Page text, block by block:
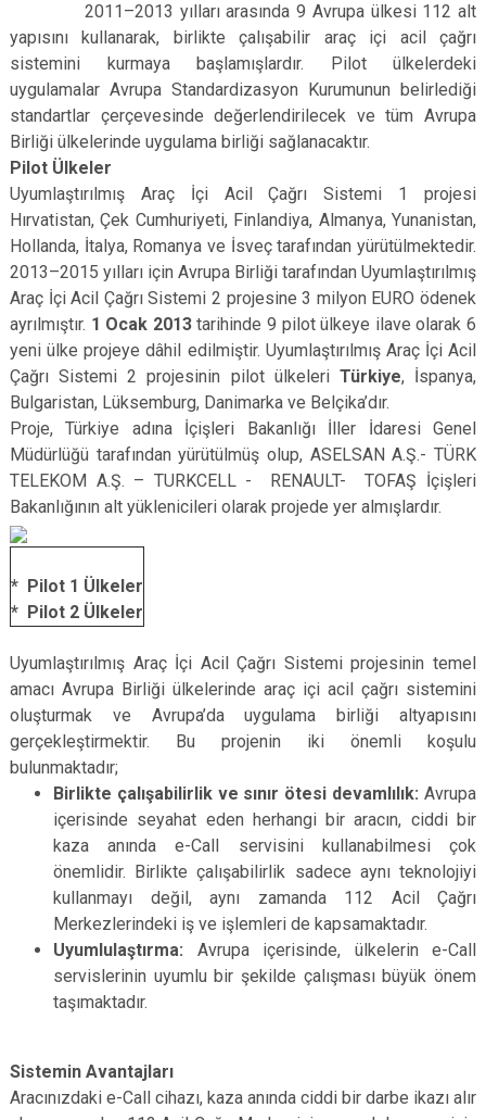
2011–2013 yılları arasında 9 Avrupa ülkesi 112 alt
yapısını kullanarak, birlikte çalışabilir araç içi acil çağrı
sistemini kurmaya başlamışlardır. Pilot ülkelerdeki
uygulamalar Avrupa Standardizasyon Kurumunun belirlediği
standartlar çerçevesinde değerlendirilecek ve tüm Avrupa
Birliği ülkelerinde uygulama birliği sağlanacaktır.
Pilot Ülkeler
Uyumlaştırılmış Araç İçi Acil Çağrı Sistemi 1 projesi
Hırvatistan, Çek Cumhuriyeti, Finlandiya, Almanya, Yunanistan,
Hollanda, İtalya, Romanya ve İsveç tarafından yürütülmektedir.
2013–2015 yılları için Avrupa Birliği tarafından Uyumlaştırılmış
Araç İçi Acil Çağrı Sistemi 2 projesine 3 milyon EURO ödenek
ayrılmıştır. 1 Ocak 2013tarihinde 9 pilot ülkeye ilave olarak 6
yeni ülke projeye dâhil edilmiştir. Uyumlaştırılmış Araç İçi Acil
Çağrı Sistemi 2 projesinin pilot ülkeleri Türkiye, İspanya,
Bulgaristan, Lüksemburg, Danimarka ve Belçika’dır.
Proje, Türkiye adına İçişleri Bakanlığı İller İdaresi Genel
Müdürlüğü tarafından yürütülmüş olup, ASELSAN A.Ş.- TÜRK
TELEKOM A.Ş. – TURKCELL - RENAULT- TOFAŞ İçişleri
Bakanlığının alt yüklenicileri olarak projede yer almışlardır.
* ​ Pilot 1 Ülkeler
* Pilot 2 Ülkeler
Uyumlaştırılmış Araç İçi Acil Çağrı Sistemi projesinin temel
amacı Avrupa Birliği ülkelerinde araç içi acil çağrı sistemini
oluşturmak ve Avrupa’da uygulama birliği altyapısını
gerçekleştirmektir. Bu projenin iki önemli koşulu
bulunmaktadır;
Birlikte çalışabilirlik ve sınır ötesi devamlılık: Avrupa
içerisinde seyahat eden herhangi bir aracın, ciddi bir
kaza anında e-Call servisini kullanabilmesi çok
önemlidir. Birlikte çalışabilirlik sadece aynı teknolojiyi
kullanmayı değil, aynı zamanda 112 Acil Çağrı
Merkezlerindeki iş ve işlemleri de kapsamaktadır.
Uyumlulaştırma: Avrupa içerisinde, ülkelerin e-Call
servislerinin uyumlu bir şekilde çalışması büyük önem
taşımaktadır.
Sistemin Avantajları
Aracınızdaki e-Call cihazı, kaza anında ciddi bir darbe ikazı alır